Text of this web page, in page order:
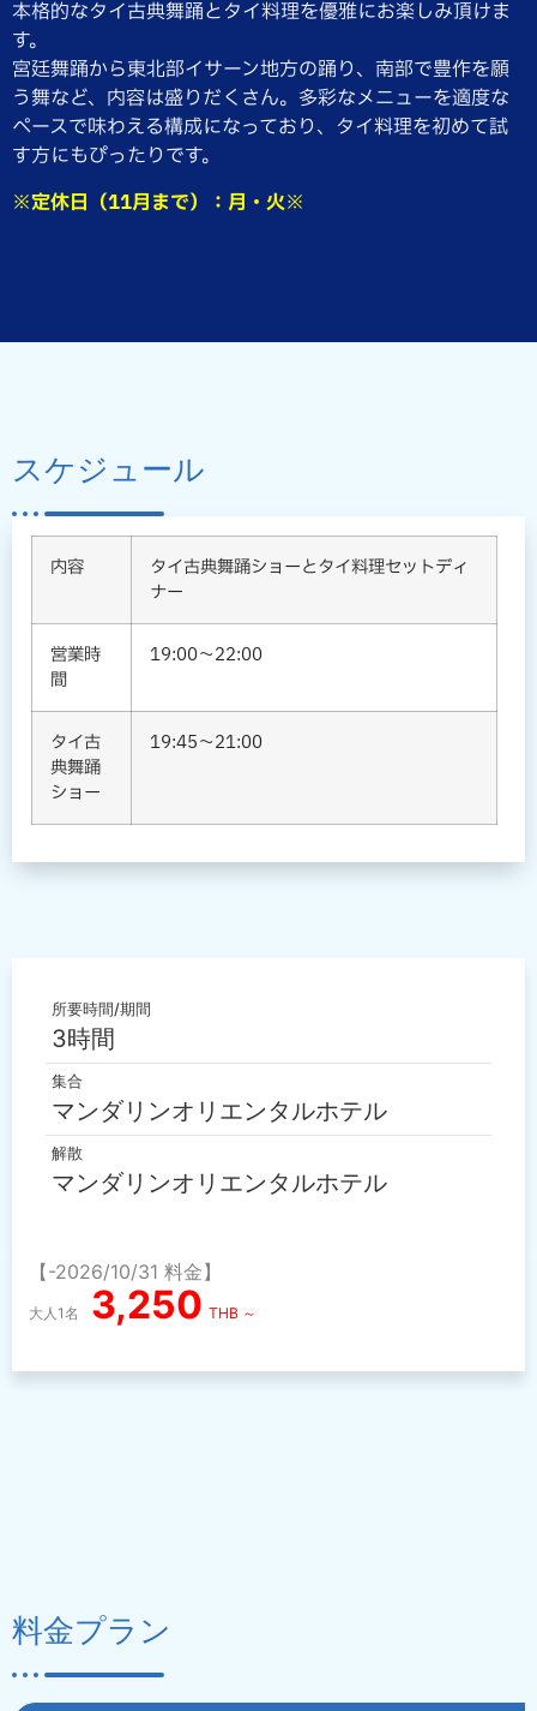
本格的なタイ古典舞踊とタイ料理を優雅にお楽しみ頂けま
す。
宮廷舞踊から東北部イサーン地方の踊り、南部で豊作を願
う舞など、内容は盛りだくさん。多彩なメニューを適度な
ペースで味わえる構成になっており、タイ料理を初めて試
す方にもぴったりです。
※定休日（11月まで）：月・火※
スケジュール
内容
タイ古典舞踊ショーとタイ料理セットディ
ナー
営業時
間
19:00～22:00
タイ古
典舞踊
ショー
19:45～21:00
所要時間/期間
3時間
集合
マンダリンオリエンタルホテル
解散
マンダリンオリエンタルホテル
【-2026/10/31 料金】
大人1名 3,250 THB ～
料金プラン